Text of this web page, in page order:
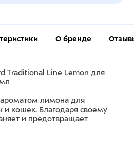
О бренде
Traditional Line Lemon для
лимона для
и кошек. Благодаря своему
и предотвращает